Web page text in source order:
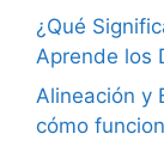
¿Qué
Aprende los
Alineación y
cómo